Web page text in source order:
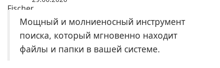
Мощный и молниеносный инструмент
поиска, который мгновенно находит
файлы и папки в вашей системе.